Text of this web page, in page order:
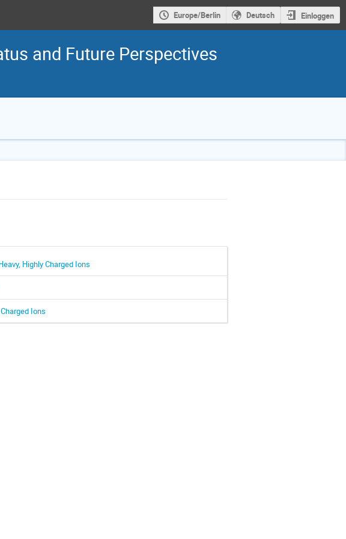
Europe/Berlin Deutsch Einloggen
and Future Perspectives
Highly Charged Ions
Ions